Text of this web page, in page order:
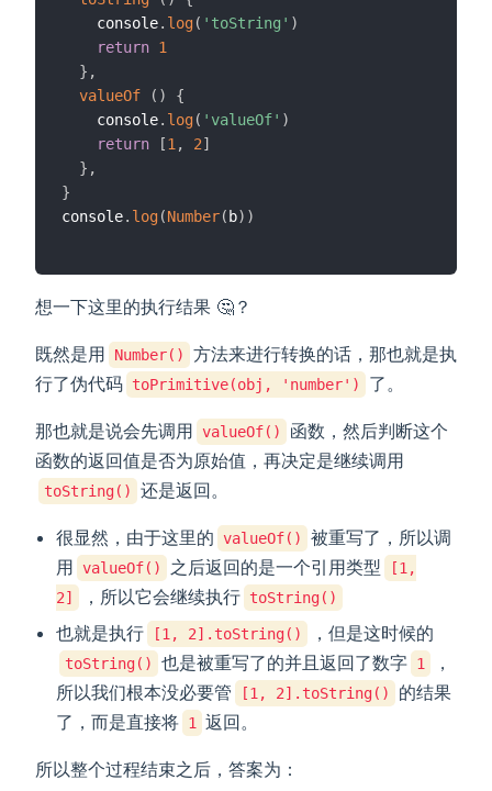
    console
. log( 'toString' )
return 1
} ,
valueOf
( )
{
    console
. log( 'valueOf' )
return
[1 , 2]
} ,
}
console. log(Number( b) )
想一下这里的执行结果 🤔️？
既然是用 Number()
方法来进行转换的话，那也就是执
行了伪代码 toPrimitive(obj, 'number') 了。
那也就是说会先调用 valueOf()
函数，然后判断这个
函数的返回值是否为原始值，再决定是继续调用
toString() 还是返回。
很显然，由于这里的 valueOf()
被重写了，所以调
用 valueOf() 之后返回的是一个引用类型
[1,
2]
，所以它会继续执行 toString()
也就是执行 [1, 2].toString() ，但是这时候的
toString() 也是被重写了的并且返回了数字 1
，
所以我们根本没必要管
[1, 2].toString()
的结果
了，而是直接将 1 返回。
所以整个过程结束之后，答案为：